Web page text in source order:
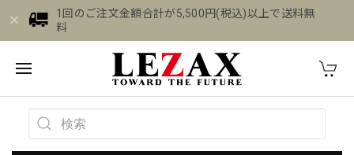
1回のご注文金額合計が5,500円(税込)以上で送料無
料